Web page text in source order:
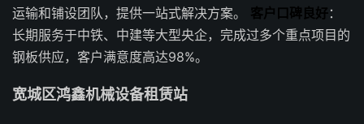
运输和铺设团队，提供一站式解决方案。 客户口碑良好：
长期服务于中铁、中建等大型央企，完成过多个重点项目的
钢板供应，客户满意度高达98%。
宽城区鸿鑫机械设备租赁站